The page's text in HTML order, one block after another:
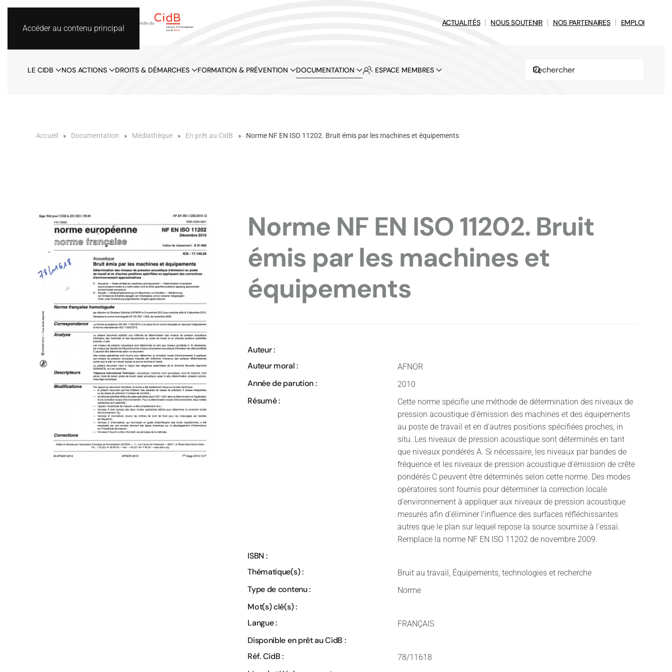
Accéder au contenu principal
ACTUALITÉS NOUS SOUTENIR NOS PARTENAIRES EMPLOI
LE CIDB NOS ACTIONS DROITS & DÉMARCHES FORMATION & PRÉVENTION DOCUMENTATION ESPACE MEMBRES
Accueil Documentation Médiathèque En prêt au CidB Norme NF EN ISO 11202. Bruit émis par les machines et équipements
Norme NF EN ISO 11202. Bruit
émis par les machines et
équipements
Auteur :
Auteur moral :
AFNOR
Année de parution : 2010
Résumé :
Cette norme spécifie une méthode de détermination des niveaux de
pression acoustique d'émission des machines et des équipements
au poste de travail et en d'autres positions spécifiées proches, in
situ. Les niveaux de pression acoustique sont déterminés en tant
que niveaux pondérés A. Si nécessaire, les niveaux par bandes de
fréquence et les niveaux de pression acoustique d'émission de crête
pondérés C peuvent être déterminés selon cette norme. Des modes
opératoires sont fournis pour déterminer la correction locale
d'environnement à appliquer aux niveaux de pression acoustique
mesurés afin d'éliminer l'influence des surfaces réfléchissantes
autres que le plan sur lequel repose la source soumise à l'essai.
Remplace la norme NF EN ISO 11202 de novembre 2009.
ISBN :
Thématique(s) :
Bruit au travail, Équipements, technologies et recherche
Type de contenu : Norme
Mot(s) clé(s) :
Langue :
FRANÇAIS
Disponible en prêt au CidB :
Réf. CidB :
78/11618